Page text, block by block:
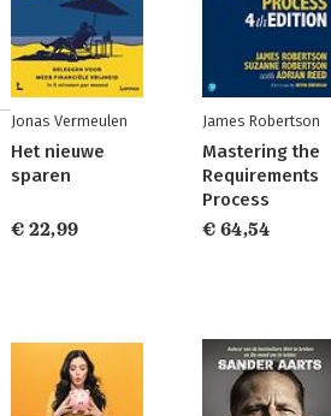
Jonas Vermeulen
Het nieuwe
sparen
€ 22,99
James Robertson
Mastering the
Requirements
Process
€ 64,54